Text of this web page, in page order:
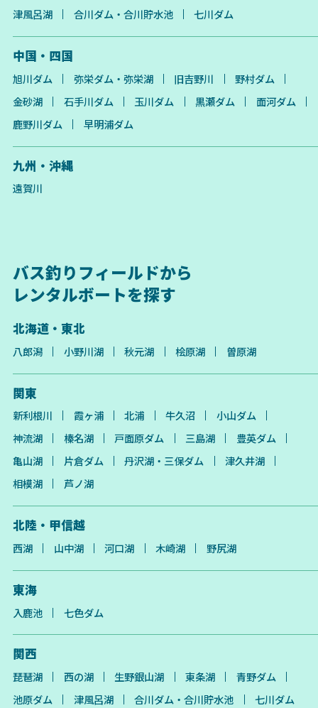
津風呂湖
合川ダム・合川貯水池 七川ダム
中国・四国
旭川ダム 弥栄ダム・弥栄湖 旧吉野川
野村ダム
金砂湖
石手川ダム 玉川ダム 黒瀬ダム
面河ダム
鹿野川ダム
早明浦ダム
九州・沖縄
遠賀川
バス釣りフィールドから
レンタルボートを探す
北海道・東北
八郎潟 小野川湖 秋元湖 桧原湖 曽原湖
関東
新利根川 霞ヶ浦 北浦 牛久沼
小山ダム
神流湖
榛名湖 戸面原ダム 三島湖
豊英ダム
亀山湖
片倉ダム 丹沢湖・三保ダム
津久井湖
相模湖
芦ノ湖
北陸・甲信越
西湖 山中湖 河口湖 木崎湖 野尻湖
東海
入鹿池 七色ダム
関西
琵琶湖 西の湖 生野銀山湖 東条湖
青野ダム
池原ダム
津風呂湖 合川ダム・合川貯水池 七川ダム